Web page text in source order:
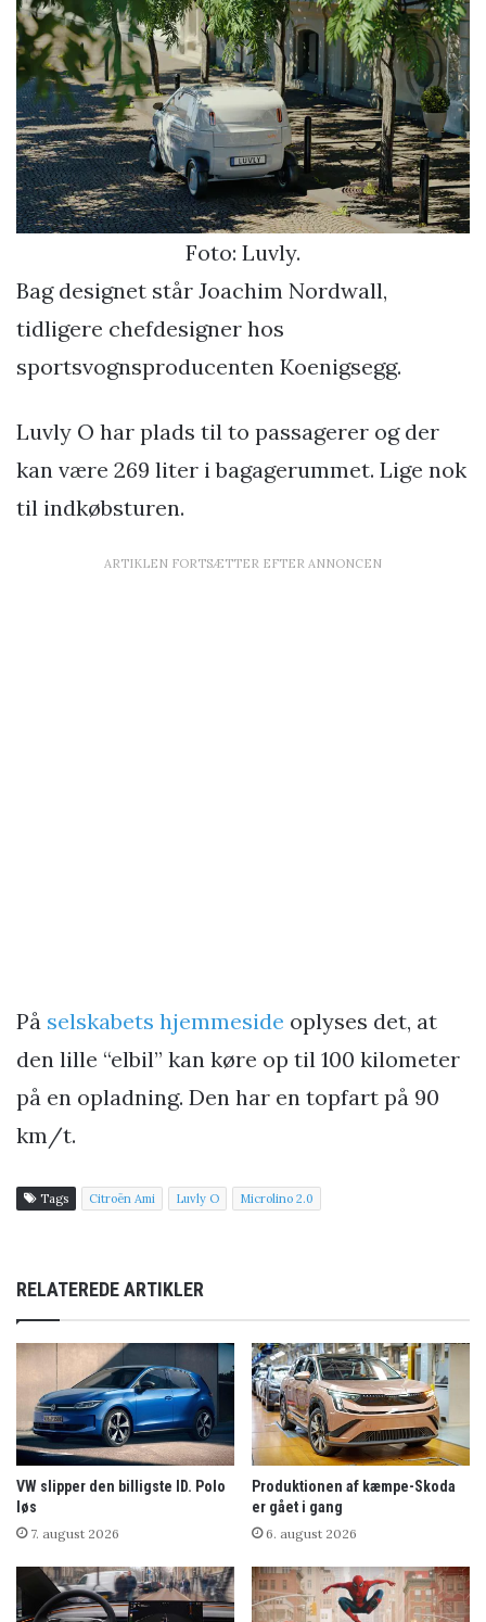
Foto: Luvly.
Bag designet står Joachim Nordwall,
tidligere chefdesigner hos
sportsvognsproducenten Koenigsegg.
Luvly O har plads til to passagerer og der
kan være 269 liter i bagagerummet. Lige nok
til indkøbsturen.
ARTIKLEN FORTSÆTTER EFTER ANNONCEN
På selskabets hjemmeside oplyses det, at
den lille “elbil” kan køre op til 100 kilometer
på en opladning. Den har en topfart på 90
km/t.
Tags Citroën Ami Luvly O Microlino 2.0
RELATEREDE ARTIKLER
VW slipper den billigste ID. Polo
løs
7. august 2026
Produktionen af kæmpe-Skoda
er gået i gang
6. august 2026